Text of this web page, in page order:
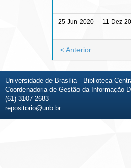
25-Jun-2020 11-Dez-
< Anterior
Universidade de Brasília - Biblioteca
Coordenadoria de Gestão da Informação
(61) 3107-2683
repositorio@unb.br